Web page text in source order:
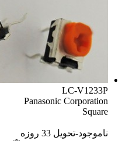
LC-V1233P
Panasonic Corporation
Square
ناموجود-تحویل 33 روزه